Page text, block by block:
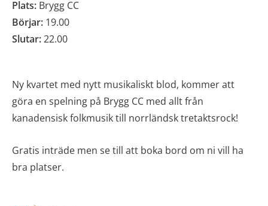
Plats: Brygg CC
Börjar: 19.00
Slutar:22.00
Ny kvartet med nytt musikaliskt blod, kommer att
göra en spelning på Brygg CC med allt från
kanadensisk folkmusik till norrländsk tretaktsrock!
Gratis inträde men se till att boka bord om ni vill ha
bra platser.